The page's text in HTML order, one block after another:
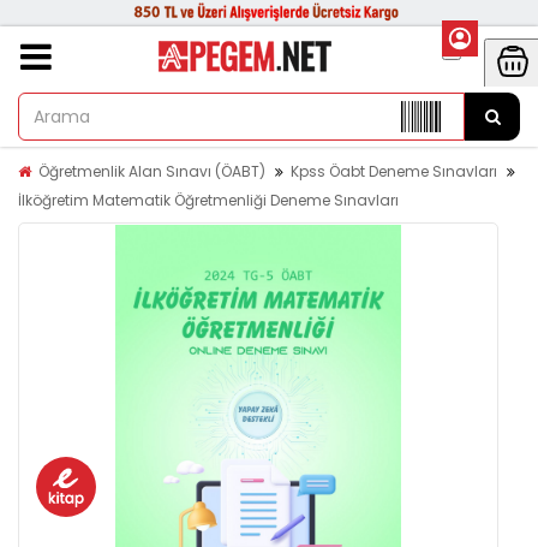
Öğretmenlik Alan Sınavı (ÖABT)
Kpss Öabt Deneme Sınavları
İlköğretim Matematik Öğretmenliği Deneme Sınavları